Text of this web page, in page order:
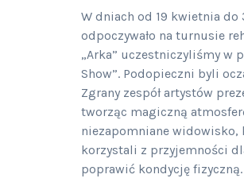
W dniach od 19 kwietnia
odpoczywało na turnusie
„Arka” uczestniczyliśmy w
Show”. Podopieczni byli
Zgrany zespół artystów
tworząc magiczną
niezapomniane widowisko,
korzystali z przyjemności
poprawić kondycję fizyczną.